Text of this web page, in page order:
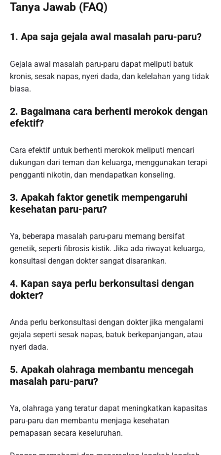
Tanya Jawab (FAQ)
1. Apa saja gejala awal masalah paru-paru?
Gejala awal masalah paru-paru dapat meliputi batuk
kronis, sesak napas, nyeri dada, dan kelelahan yang tidak
biasa.
2. Bagaimana cara berhenti merokok dengan
efektif?
Cara efektif untuk berhenti merokok meliputi mencari
dukungan dari teman dan keluarga, menggunakan terapi
pengganti nikotin, dan mendapatkan konseling.
3. Apakah faktor genetik mempengaruhi
kesehatan paru-paru?
Ya, beberapa masalah paru-paru memang bersifat
genetik, seperti fibrosis kistik. Jika ada riwayat keluarga,
konsultasi dengan dokter sangat disarankan.
4. Kapan saya perlu berkonsultasi dengan
dokter?
Anda perlu berkonsultasi dengan dokter jika mengalami
gejala seperti sesak napas, batuk berkepanjangan, atau
nyeri dada.
5. Apakah olahraga membantu mencegah
masalah paru-paru?
Ya, olahraga yang teratur dapat meningkatkan kapasitas
paru-paru dan membantu menjaga kesehatan
pernapasan secara keseluruhan.